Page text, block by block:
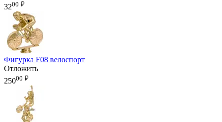
3200 ₽
Фигурка F08 велоспорт
Отложить
25000 ₽